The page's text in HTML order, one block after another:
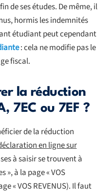
de ses études. De même, il
hormis les indemnités
étudiant peut cependant
: cela ne modifie pas le
fiscal.
la réduction
7EC ou 7EF ?
de la réduction
en ligne sur
à saisir se trouvent à
», à la page « VOS
« VOS REVENUS). Il faut